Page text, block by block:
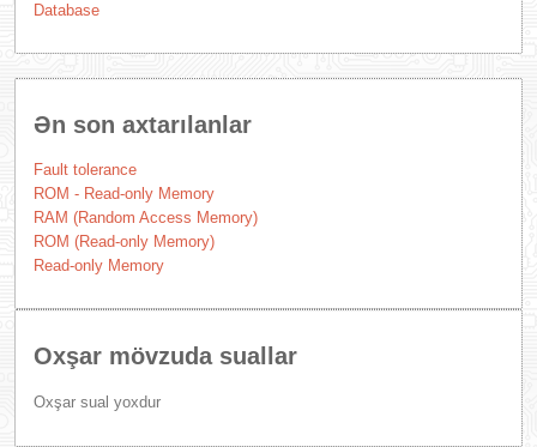
Database
Ən son axtarılanlar
Fault tolerance
ROM - Read-only Memory
RAM (Random Access Memory)
ROM (Read-only Memory)
Read-only Memory
Oxşar mövzuda suallar
Oxşar sual yoxdur